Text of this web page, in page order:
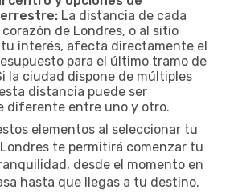
La distancia de cada
de Londres, o al sitio
tu interés, afecta directamente el
para el último tramo de
la ciudad dispone de múltiples
distancia puede ser
diferente entre uno y otro.
elementos al seleccionar tu
te permitirá comenzar tu
desde el momento en
hasta que llegas a tu destino.